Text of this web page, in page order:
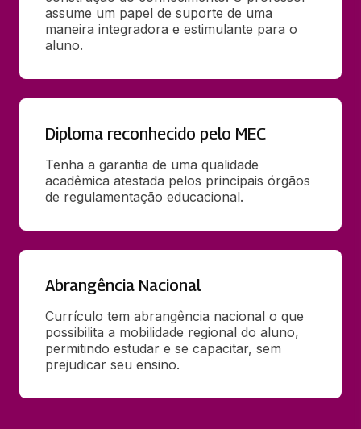
assume um papel de suporte de uma
maneira integradora e estimulante para o
aluno.
Diploma reconhecido pelo MEC
Tenha a garantia de uma qualidade
acadêmica atestada pelos principais órgãos
de regulamentação educacional.
Abrangência Nacional
Currículo tem abrangência nacional o que
possibilita a mobilidade regional do aluno,
permitindo estudar e se capacitar, sem
prejudicar seu ensino.